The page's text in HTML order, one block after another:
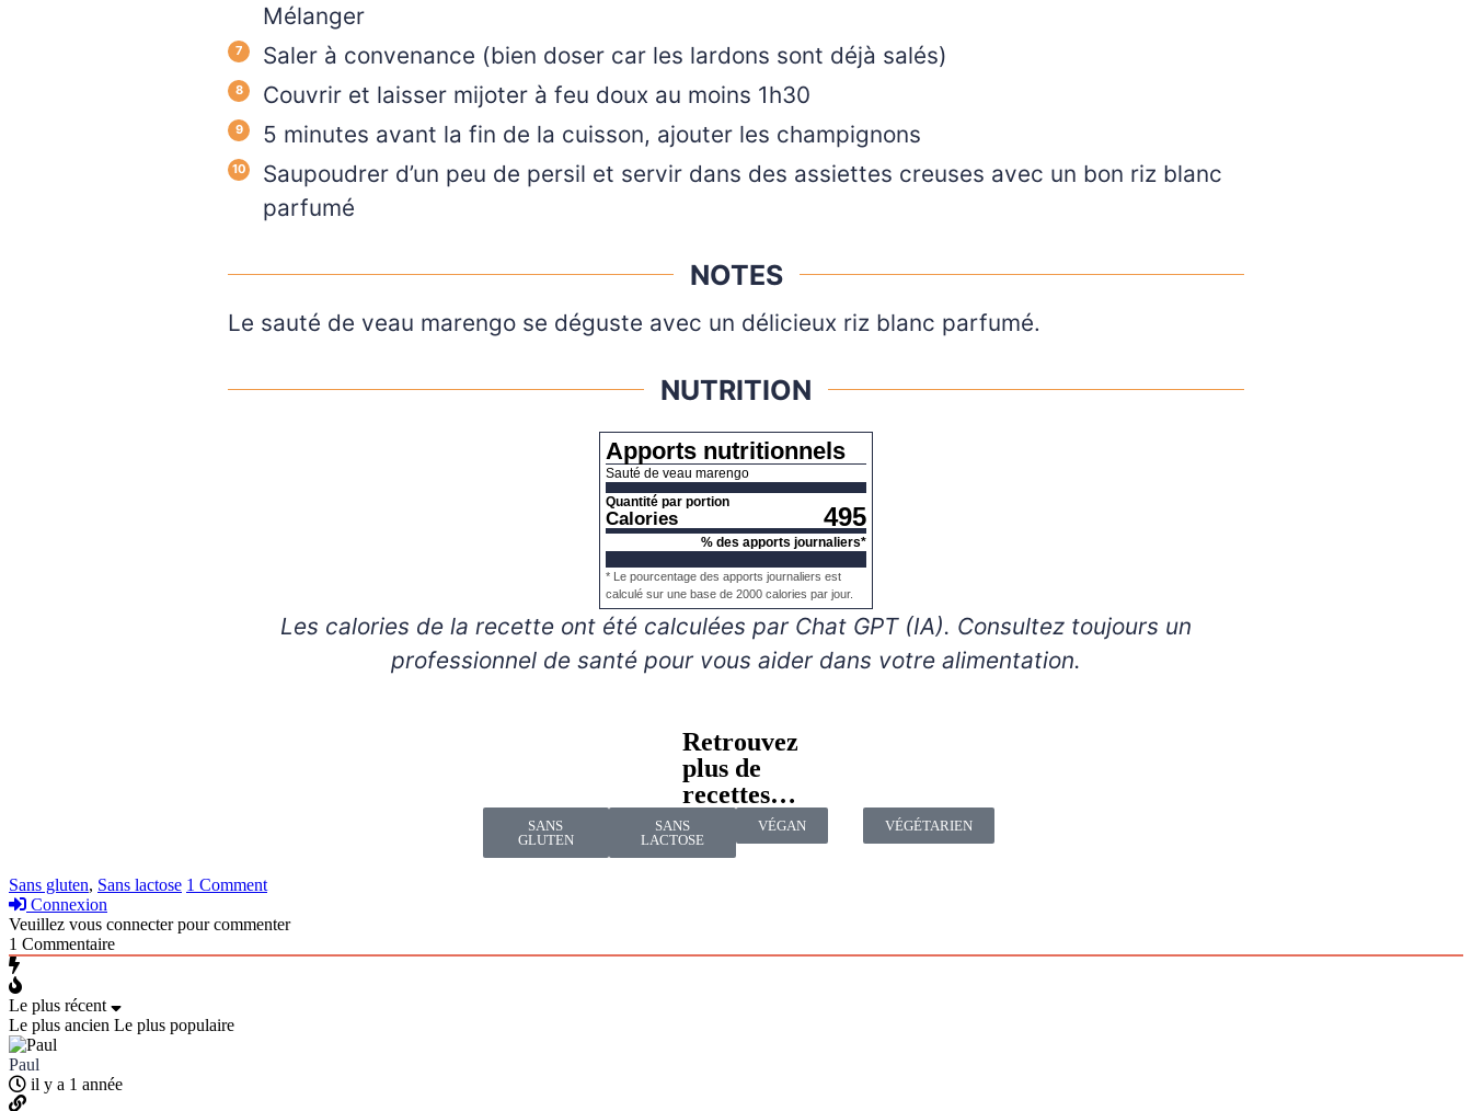
Mélanger
Saler à convenance (bien doser car les lardons sont déjà salés)
Couvrir et laisser mijoter à feu doux au moins 1h30
5 minutes avant la fin de la cuisson, ajouter les champignons
Saupoudrer d’un peu de persil et servir dans des assiettes creuses avec un bon riz blanc
parfumé
NOTES
Le sauté de veau marengo se déguste avec un délicieux riz blanc parfumé.
NUTRITION
Apports nutritionnels
Sauté de veau marengo
Quantité par portion
Calories 495
% des apports journaliers*
* Le pourcentage des apports journaliers est
calculé sur une base de 2000 calories par jour.
Les calories de la recette ont été calculées par Chat GPT (IA). Consultez toujours un
professionnel de santé pour vous aider dans votre alimentation.
Retrouvez
plus de
recettes…
SANS
GLUTEN
SANS
LACTOSE
VÉGAN VÉGÉTARIEN
Sans gluten, Sans lactose 1 Comment
Connexion
Veuillez vous connecter pour commenter
1 Commentaire
Le plus récent
Le plus ancien Le plus populaire
Paul
il y a 1 année